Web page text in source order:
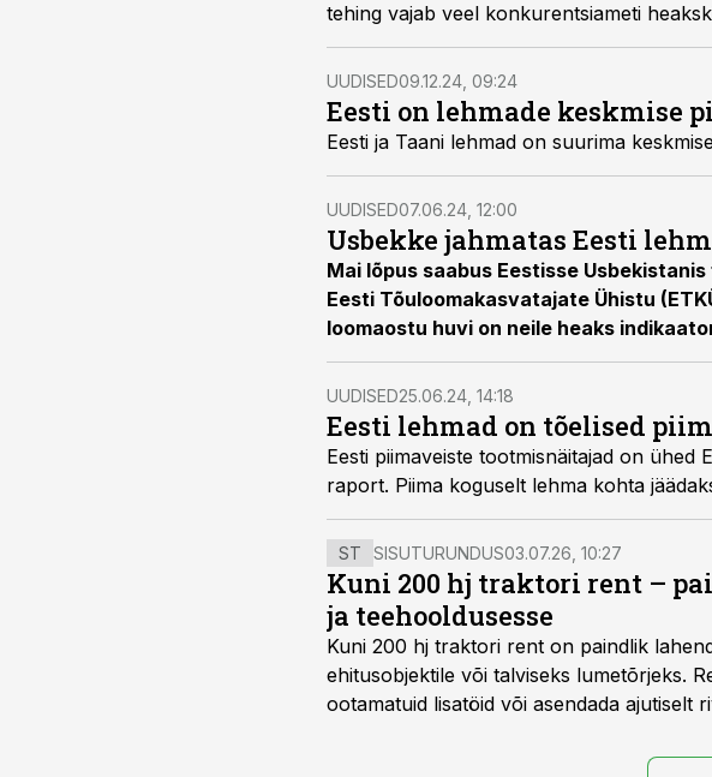
tehing vajab veel konkurentsiameti
UUDISED09.12.24, 09:24
Eesti on lehmade keskmise
Eesti ja Taani lehmad on suurima
UUDISED07.06.24, 12:00
Usbekke jahmatas Eesti
Mai lõpus saabus Eestisse
Eesti Tõuloomakasvatajate Ühistu
loomaostu huvi on neile heaks
UUDISED25.06.24, 14:18
Eesti lehmad on tõelised
Eesti piimaveiste tootmisnäitajad on
raport. Piima koguselt lehma kohta
ST SISUTURUNDUS03.07.26, 10:27
Kuni 200 hj traktori rent –
ja teehooldusesse
Kuni 200 hj traktori rent on paindlik
ehitusobjektile või talviseks lumetõrjeks.
ootamatuid lisatöid või asendada ajutiselt